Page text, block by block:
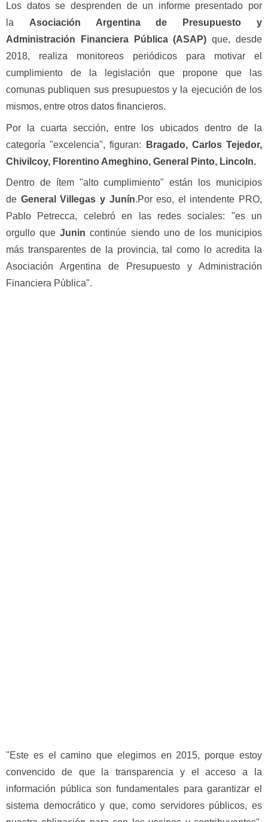
Los datos se desprenden de un informe presentado por
la Asociación Argentina de Presupuesto y
Administración Financiera Pública (ASAP)que, desde
2018, realiza monitoreos periódicos para motivar el
cumplimiento de la legislación que propone que las
comunas publiquen sus presupuestos y la ejecución de los
mismos, entre otros datos financieros.
Por la cuarta sección, entre los ubicados dentro de la
categoría "excelencia", figuran:
Bragado, Carlos Tejedor,
Chivilcoy, Florentino Ameghino, General Pinto, Lincoln.
Dentro de ítem "alto cumplimiento" están los municipios
de General Villegas y Junín.Por eso, el intendente PRO,
Pablo Petrecca, celebró en las redes sociales: "es un
orgullo queJunin continúe siendo uno de los municipios
más transparentes de la provincia, tal como lo acredita la
Asociación Argentina de Presupuesto y Administración
Financiera Pública".
"Este es el camino que elegimos en 2015, porque estoy
convencido de que la transparencia y el acceso a la
información pública son fundamentales para garantizar el
sistema democrático y que, como servidores públicos, es